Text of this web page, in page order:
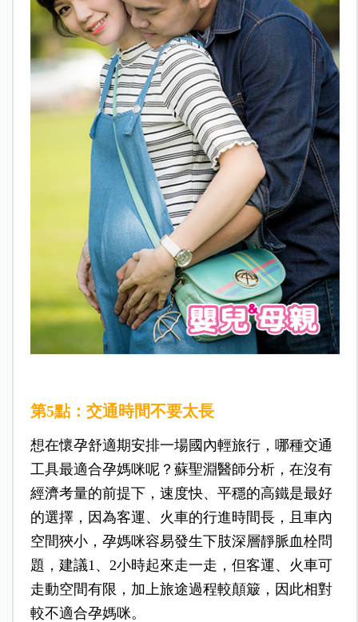
第5點：交通時間不要太長
想在懷孕舒適期安排一場國內輕旅行，哪種交通
工具最適合孕媽咪呢？蘇聖淵醫師分析，在沒有
經濟考量的前提下，速度快、平穩的高鐵是最好
的選擇，因為客運、火車的行進時間長，且車內
空間狹小，孕媽咪容易發生下肢深層靜脈血栓問
題，建議1、2小時起來走一走，但客運、火車可
走動空間有限，加上旅途過程較顛簸，因此相對
較不適合孕媽咪。